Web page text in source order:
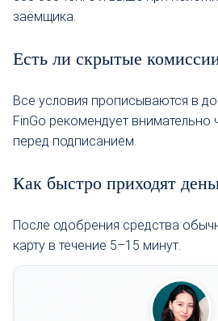
заёмщика.
Есть ли скрытые
Все условия прописываются в
FinGo рекомендует внимательно
перед подписанием.
Как быстро приходят
После одобрения средства
карту в течение 5–15 минут.